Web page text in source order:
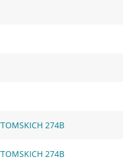
274B
274B